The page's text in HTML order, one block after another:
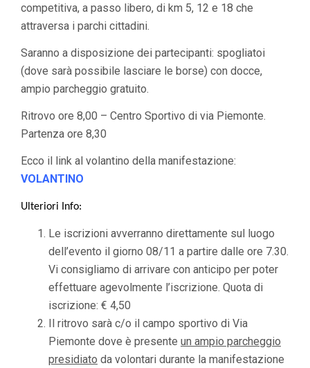
competitiva, a passo libero, di km 5, 12 e 18 che
attraversa i parchi cittadini.
Saranno a disposizione dei partecipanti: spogliatoi
(dove sarà possibile lasciare le borse) con docce,
ampio parcheggio gratuito.
Ritrovo ore 8,00 – Centro Sportivo di via Piemonte.
Partenza ore 8,30
Ecco il link al volantino della manifestazione:
VOLANTINO
Ulteriori Info:
Le iscrizioni avverranno direttamente sul luogo
dell’evento il giorno 08/11 a partire dalle ore 7.30.
Vi consigliamo di arrivare con anticipo per poter
effettuare agevolmente l’iscrizione. Quota di
iscrizione: € 4,50
Il ritrovo sarà c/o il campo sportivo di Via
Piemonte dove è presente un ampio parcheggio
presidiato da volontari durante la manifestazione